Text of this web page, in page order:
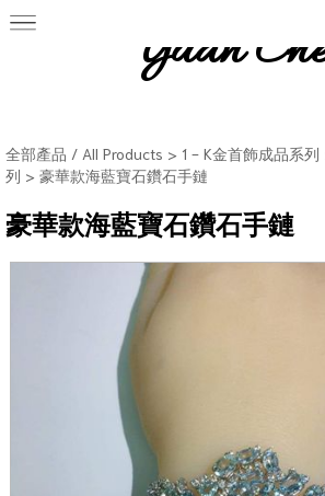
Yuan
全部產品 / All Products > 1 - K金首飾成品系列
列 > 豪華款海藍寶石鑽石手鏈
豪華款海藍寶石鑽石手鏈